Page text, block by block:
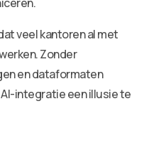
veel kantoren al met
Zonder
en dataformaten
integratie een illusie te